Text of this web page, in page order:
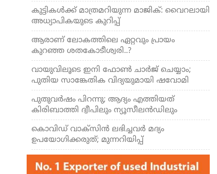
കുട്ടികള്‍ക്ക് മാത്രമറിയുന്ന മാജിക്: വൈറലായി
അധ്യാപികയുടെ കുറിപ്പ്
ആരാണ് ലോകത്തിലെ ഏറ്റവും പ്രായം
കുറഞ്ഞ ശതകോടീശ്വരി..?
വായുവിലൂടെ ഇനി ഫോണ്‍ ചാര്‍ജ് ചെയ്യാം;
പുതിയ സാങ്കേതിക വിദ്യയുമായി ഷവോമി
പുതുവര്‍ഷം പിറന്നു; ആദ്യം എത്തിയത്
കിരിബാത്തി ദ്വീപിലും ന്യൂസീലന്‍ഡിലും
കൊവിഡ് വാക്സിന്‍ ലഭിച്ചവര്‍ മദ്യം
ഉപയോഗിക്കരുത്; മുന്നറിയിപ്പ്